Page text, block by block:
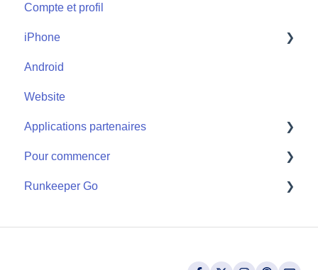
Compte et profil
iPhone
Start
Android
Website
Applications partenaires
Apple Watch
Applications partenaires
Pour commencer
Getting Started
Runkeeper Go